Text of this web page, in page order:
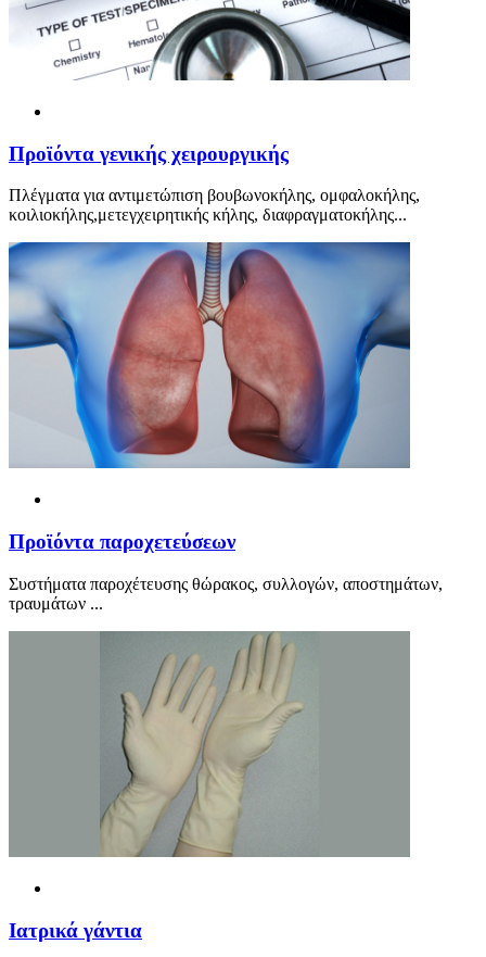
Προϊόντα γενικής χειρουργικής
Πλέγματα για αντιμετώπιση βουβωνοκήλης, ομφαλοκήλης,
κοιλιοκήλης,μετεγχειρητικής κήλης, διαφραγματοκήλης...
Προϊόντα παροχετεύσεων
Συστήματα παροχέτευσης θώρακος, συλλογών, αποστημάτων,
τραυμάτων ...
Ιατρικά γάντια